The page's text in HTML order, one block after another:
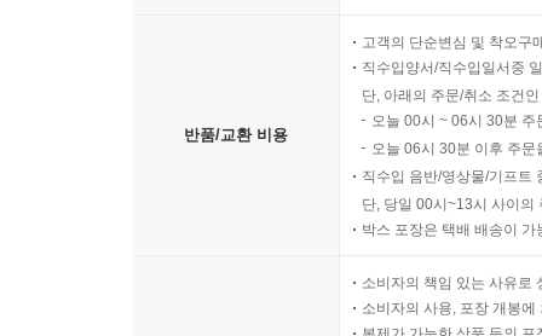
반품/교환 비용
고객의 단순변심 및 착오구
직수입양서/직수입일서중
단, 아래의 주문/취소 조건
오늘 00시 ~ 06시 30분
오늘 06시 30분 이후 주
직수입 음반/영상물/기프트
단, 당일 00시~13시 사이의
박스 포장은 택배 배송이
소비자의 책임 있는 사유로
소비자의 사용, 포장 개봉